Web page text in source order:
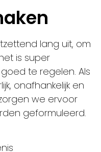
lang uit, om
is super
te regelen. Als
onafhankelijk en
we ervoor
geformuleerd.